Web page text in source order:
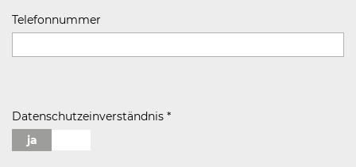
Telefonnummer
Datenschutzeinverständnis *